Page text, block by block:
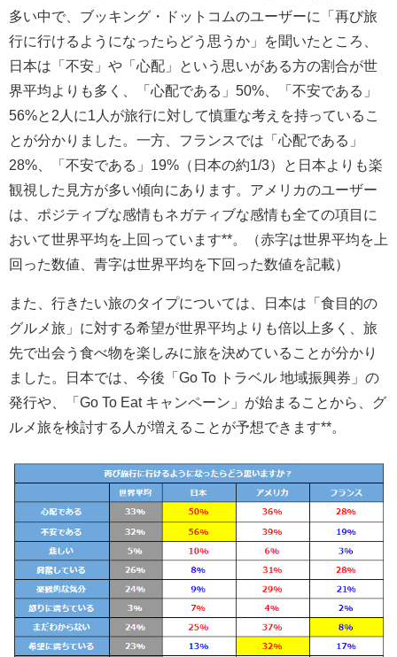
多い中で、ブッキング・ドットコムのユーザーに「再び旅
行に行けるようになったらどう思うか」を聞いたところ、
日本は「不安」や「心配」という思いがある方の割合が世
界平均よりも多く、「心配である」50%、「不安である」
56%と2人に1人が旅行に対して慎重な考えを持っているこ
とが分かりました。一方、フランスでは「心配である」
28%、「不安である」19%（日本の約1/3）と日本よりも楽
観視した見方が多い傾向にあります。アメリカのユーザー
は、ポジティブな感情もネガティブな感情も全ての項目に
おいて世界平均を上回っています**。（赤字は世界平均を上
回った数値、青字は世界平均を下回った数値を記載）
また、行きたい旅のタイプについては、日本は「食目的の
グルメ旅」に対する希望が世界平均よりも倍以上多く、旅
先で出会う食べ物を楽しみに旅を決めていることが分かり
ました。日本では、今後「Go To トラベル 地域振興券」の
発行や、「Go To Eat キャンペーン」が始まることから、グ
ルメ旅を検討する人が増えることが予想できます**。